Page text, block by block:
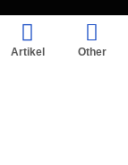
Artikel Other